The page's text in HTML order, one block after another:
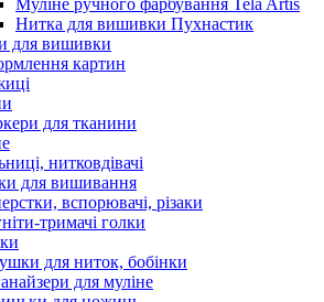
Нитка для вишивки Пухнастик
для вишивки
картин
для тканини
нитковдівачі
для вишивання
вспорювачі, різаки
тримачі голки
для ниток, бобінки
для муліне